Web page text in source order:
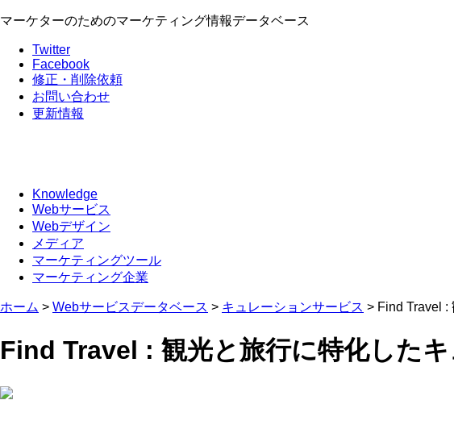
マーケターのためのマーケティング情報データベース
Twitter
Facebook
修正・削除依頼
お問い合わせ
更新情報
Knowledge
Webサービス
Webデザイン
メディア
マーケティングツール
マーケティング企業
ホーム > Webサービスデータベース > キュレーションサービス > Find Travel :
Find Travel : 観光と旅行に特化した